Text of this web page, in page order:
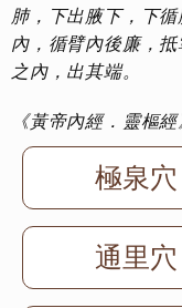
肺，下出腋下，下
內，循臂內後廉，
之內，出其端。
《黃帝內經．靈樞經
極泉穴
通里穴